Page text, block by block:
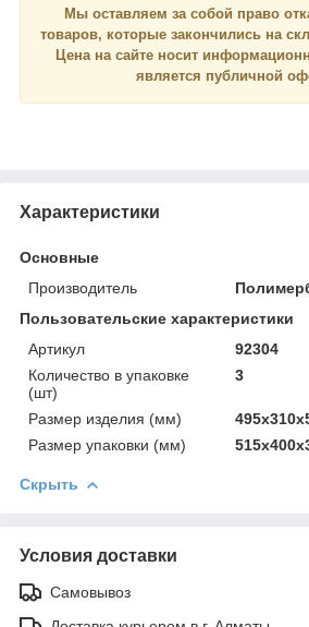
Мы оставляем за собой право
товаров, которые закончились на
Цена на сайте носит
является публичной
Характеристики
Основные
Производитель
Пользовательские характеристики
Артикул
92304
Количество в упаковке
(шт)
3
Размер изделия (мм)
Размер упаковки (мм)
Скрыть
Условия доставки
Самовывоз